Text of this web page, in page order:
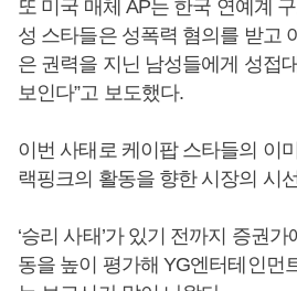
또 미국 매체 AP는 한국 연예계
성 스타들은 성폭력 혐의를 받고
은 권력을 지닌 남성들에게 성접
보인다”고 보도했다.
이번 사태로 케이팝 스타들의 이
랙핑크의 활동을 향한 시장의 시
‘승리 사태’가 있기 전까지 증권
동을 높이 평가해 YG엔터테인먼